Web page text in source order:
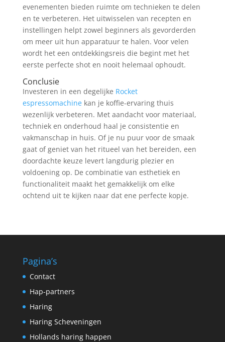
evenementen bieden ruimte om technieken te delen
en te verbeteren. Het uitwisselen van recepten en
instellingen helpt zowel beginners als gevorderden
om meer uit hun apparatuur te halen. Voor velen
wordt het een ontdekkingsreis die begint met het
eerste perfecte shot en nooit helemaal ophoudt.
Conclusie
Investeren in een degelijke Rocket
espressomachinekan je koffie-ervaring thuis
wezenlijk verbeteren. Met aandacht voor materiaal,
techniek en onderhoud haal je consistentie en
vakmanschap in huis. Of je nu puur voor de smaak
gaat of geniet van het ritueel van het bereiden, een
doordachte keuze levert langdurig plezier en
voldoening op. De combinatie van esthetiek en
functionaliteit maakt het gemakkelijk om elke
ochtend uit te kijken naar dat ene perfecte kopje.
Pagina’s
Contact
Hap-partners
Haring
Haring Scheveningen
Hollands haring happen